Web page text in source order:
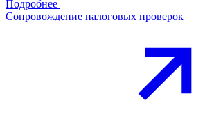
Подробнее
Сопровождение налоговых проверок